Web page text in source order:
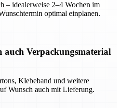
– idealerweise 2–4 Wochen im
optimal einplanen.
auch Verpackungsmaterial
Klebeband und weitere
Wunsch auch mit Lieferung.